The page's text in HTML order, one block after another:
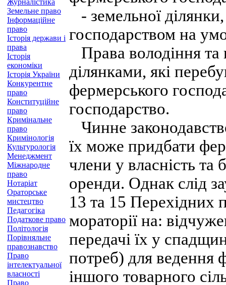
Журналістика
Земельне право
Інформаційне
право
Історія держави і
права
Історія
економіки
Історія України
Конкурентне
право
Конституційне
право
Кримінальне
право
Кримінологія
Культурологія
Менеджмент
Міжнародне
право
Нотаріат
Ораторське
мистецтво
Педагогіка
Податкове право
Політологія
Порівняльне
правознавство
Право
інтелектуальної
власності
Право
- земельної
господарством на
Права володіння
ділянками, які
фермерського
господарство.
Чинне
їх може придбати
члени у власність та
оренди. Однак слід
13 та 15 Перехідних
мораторії на:
передачі їх у
потреб) для ведення
іншого товарного